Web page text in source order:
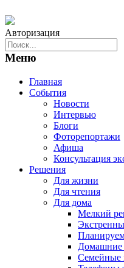
Авторизация
Меню
Главная
События
Новости
Интервью
Блоги
Фоторепортажи
Афиша
Консультация
Решения
Для жизни
Для чтения
Для дома
Мелкий
Семейные